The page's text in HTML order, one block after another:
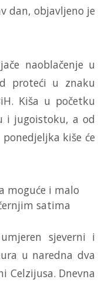
dan, objavljeno je
naoblačenje u
proteći u znaku
Kiša u početku
i jugoistoku, a od
kiše će
moguće i malo
satima
sjeverni i
u naredna dva
Celzijusa. Dnevna